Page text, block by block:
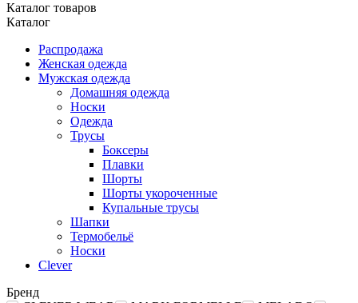
Каталог товаров
Каталог
Распродажа
Женская одежда
Мужская одежда
Домашняя одежда
Носки
Одежда
Трусы
Боксеры
Плавки
Шорты
Шорты укороченные
Купальные трусы
Шапки
Термобельё
Носки
Clever
Бренд